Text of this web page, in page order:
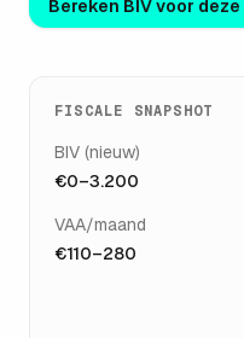
Bereken BIV voor deze
FISCALE SNAPSHOT
BIV (nieuw)
€0–3.200
VAA/maand
€110–280